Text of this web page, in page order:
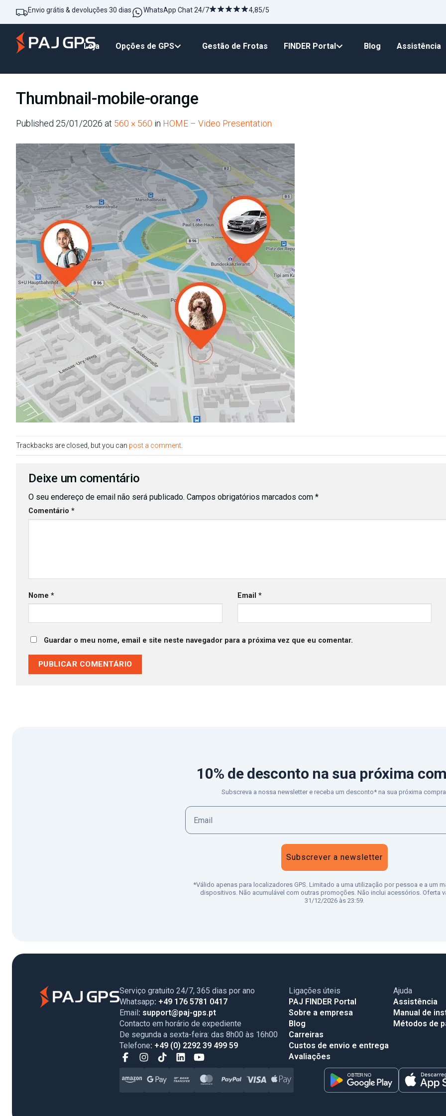
Envio grátis & devoluções 30 dias WhatsApp Chat 24/7 4,85/5
Loja Opções de GPS Gestão de Frotas FINDER Portal Blog Assistência
Thumbnail-mobile-orange
Published 25/01/2026 at 560 × 560 in HOME – Video Presentation
Trackbacks are closed, but you can post a comment
Deixe um comentário
O seu endereço de email não será publicado. Campos obrigatórios marcados com *
Comentário *
Nome * Email *
Guardar o meu nome, email e site neste navegador para a próxima vez que eu comentar.
10% de desconto na sua próxima
Subscreva a nossa newsletter e receba um desconto* na sua próxima
Subscrever a newsletter
*Válido apenas para localizadores GPS. Limitado a uma utilização por pessoa e a um
dispositivos. Não acumulável com outras promoções. Não inclui acessórios. Oferta
31/12/2026 às 23:59.
Serviço gratuito 24/7, 365 dias por ano
Whatsapp: +49 176 5781 0417
Email : support@paj-gps.pt
Contacto em horário de expediente
De segunda a sexta-feira: das 8h00 às 16h00
Telefone: +49 (0) 2292 39 499 59
Ligações úteis
PAJ FINDER Portal
Sobre a empresa
Blog
Carreiras
Custos de envio e entrega
Avaliações
Ajuda
Assistência
Manual de
Métodos de